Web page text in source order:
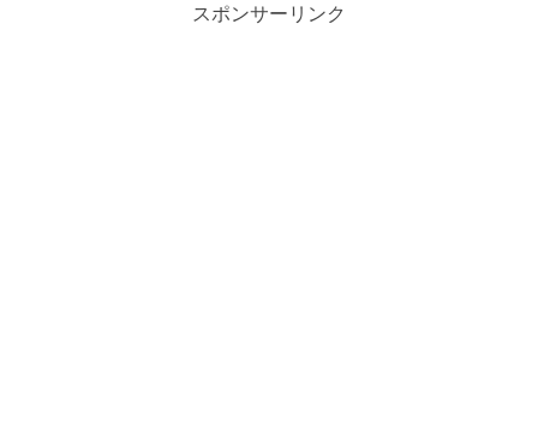
スポンサーリンク